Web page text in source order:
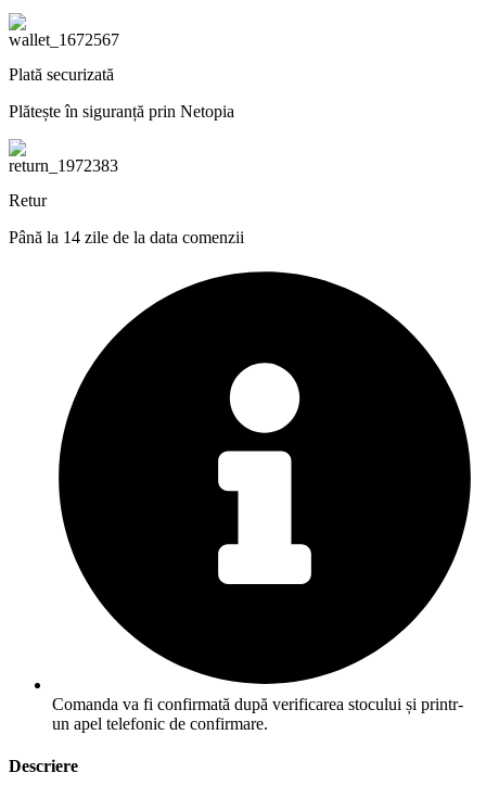
Plată securizată
Plătește în siguranță prin Netopia
Retur
Până la 14 zile de la data comenzii
Comanda va fi confirmată după verificarea stocului și printr-
un apel telefonic de confirmare.
Descriere